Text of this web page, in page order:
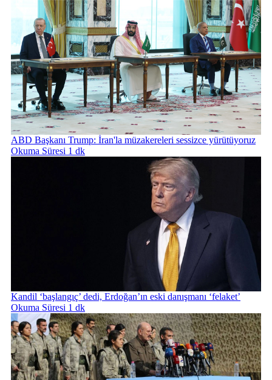
ABD Başkanı Trump: İran'la müzakereleri sessizce yürütüyoruz
Okuma Süresi 1 dk
Kandil ‘başlangıç’ dedi, Erdoğan’ın eski danışmanı ‘felaket’
Okuma Süresi 1 dk